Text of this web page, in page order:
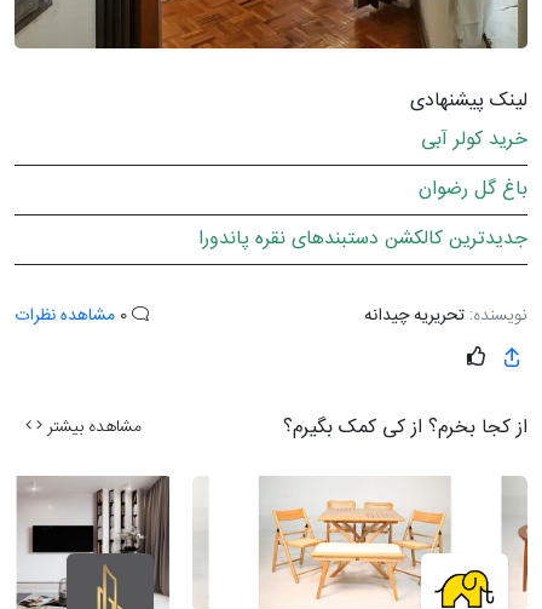
لینک پیشنهادی
خرید کولر آبی
باغ گل رضوان
جدیدترین کالکشن دستبندهای نقره پاندورا
نویسنده: تحریریه چیدانه مشاهده نظرات
از کجا بخرم؟ از کی کمک بگیرم؟ مشاهده بیشتر